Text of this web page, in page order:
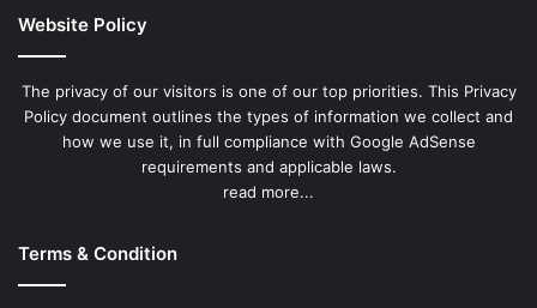
Website Policy
The privacy of our visitors is one of our top priorities. This Privacy
Policy document outlines the types of information we collect and
how we use it, in full compliance with Google AdSense
requirements and applicable laws.
read more...
Terms & Condition